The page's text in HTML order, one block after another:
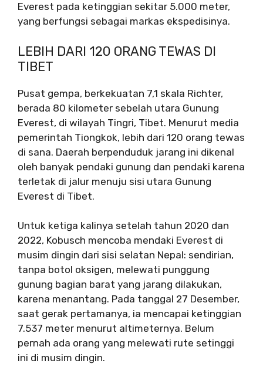
Everest pada ketinggian sekitar 5.000 meter,
yang berfungsi sebagai markas ekspedisinya.
LEBIH DARI 120 ORANG TEWAS DI
TIBET
Pusat gempa, berkekuatan 7,1 skala Richter,
berada 80 kilometer sebelah utara Gunung
Everest, di wilayah Tingri, Tibet. Menurut media
pemerintah Tiongkok, lebih dari 120 orang tewas
di sana. Daerah berpenduduk jarang ini dikenal
oleh banyak pendaki gunung dan pendaki karena
terletak di jalur menuju sisi utara Gunung
Everest di Tibet.
Untuk ketiga kalinya setelah tahun 2020 dan
2022, Kobusch mencoba mendaki Everest di
musim dingin dari sisi selatan Nepal: sendirian,
tanpa botol oksigen, melewati punggung
gunung bagian barat yang jarang dilakukan,
karena menantang. Pada tanggal 27 Desember,
saat gerak pertamanya, ia mencapai ketinggian
7.537 meter menurut altimeternya. Belum
pernah ada orang yang melewati rute setinggi
ini di musim dingin.